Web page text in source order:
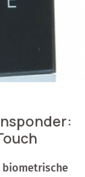
biometrische